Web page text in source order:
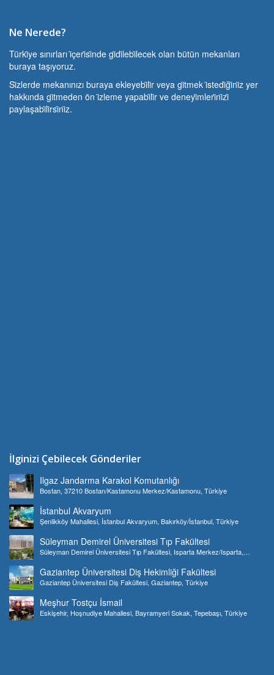
Ne Nerede?
Türki̇ye sınırları i̇çeri̇si̇nde gi̇di̇lebi̇lecek olan bütün mekanları
buraya taşıyoruz.
Si̇zlerde mekanınızı buraya ekleyebi̇li̇r veya gi̇tmek i̇stedi̇ği̇ni̇z yer
hakkında gi̇tmeden ön i̇zleme yapabi̇li̇r ve deneyi̇mleri̇ni̇zi̇
paylaşabi̇li̇rsi̇ni̇z.
İlginizi Çebilecek Gönderiler
Ilgaz Jandarma Karakol Komutanlığı
Bostan, 37210 Bostan/Kastamonu Merkez/Kastamonu, Türkiye
İstanbul Akvaryum
Şenlikköy Mahallesi, İstanbul Akvaryum, Bakırköy/İstanbul, Türkiye
Süleyman Demirel Üniversitesi Tıp Fakültesi
Süleyman Demirel Üniversitesi Tıp Fakültesi, Isparta Merkez/Isparta,
Gaziantep Üniversitesi Diş Hekimliği Fakültesi
Gaziantep Üniversitesi Diş Fakültesi, Gaziantep, Türkiye
Meşhur Tostçu İsmail
Eskişehir, Hoşnudiye Mahallesi, Bayramyeri Sokak, Tepebaşı, Türkiye